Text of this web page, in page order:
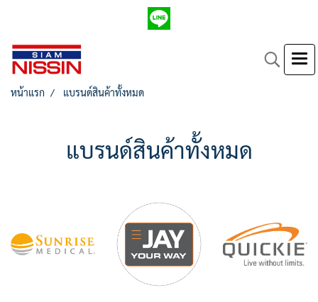
หน้าแรก แบรนด์สินค้าทั้งหมด
แบรนด์สินค้าทั้งหมด